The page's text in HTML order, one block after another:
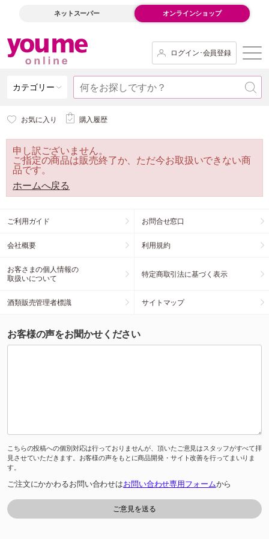
ネットスーパー オンラインショップ
ログイン･会員登録
カテゴリー
お気に入り 購入履歴
申し訳ございません。
ご指定の商品は販売終了か、ただ今お取扱いできない商
品です。
ホームへ戻る
ご利用ガイド お問合せ窓口
会社概要 利用規約
お客さまの個人情報の
取扱いについて
特定商取引法に基づく表示
酒類販売管理者標識 サイトマップ
お客様の声をお聞かせください
こちらの投稿への個別対応は行っておりませんが、頂いたご意見はスタッフがすべて拝
見させていただきます。お客様の声をもとに商品開発・サイト改善を行ってまいりま
す。
ご注文にかかわるお問い合わせはお問い合わせ専用フォームから